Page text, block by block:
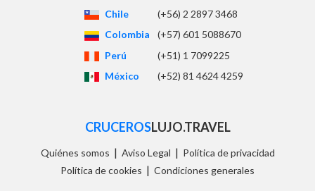
Chile
(+56) 2 2897 3468
Colombia
(+57) 601 5088670
Perú
(+51) 1 7099225
México
(+52) 81 4624 4259
CRUCEROSLUJO.TRAVEL
Quiénes somos | Aviso Legal | Política de privacidad
Política de cookies | Condiciones generales